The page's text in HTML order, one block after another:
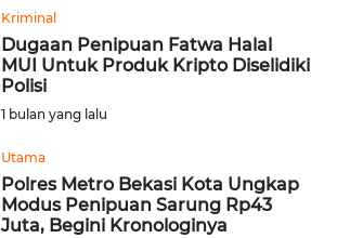
Kriminal
Dugaan Penipuan Fatwa Halal
MUI Untuk Produk Kripto Diselidiki
Polisi
1 bulan yang lalu
Utama
Polres Metro Bekasi Kota Ungkap
Modus Penipuan Sarung Rp43
Juta, Begini Kronologinya